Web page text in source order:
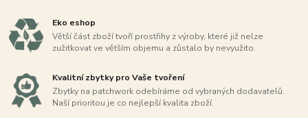
Eko eshop
Větší část zboží tvoří prostřihy z výroby, které již nelze
zužitkovat ve větším objemu a zůstalo by nevyužito.
Kvalitní zbytky pro Vaše tvoření
Zbytky na patchwork odebíráme od vybraných dodavatelů.
Naší prioritou je co nejlepší kvalita zboží.